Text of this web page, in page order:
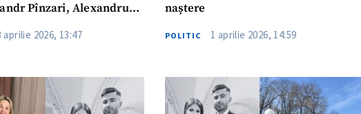
Pînzari, Alexandru
aprilie 2026, 13:47
naștere
POLITIC 1 aprilie 2026, 14:59